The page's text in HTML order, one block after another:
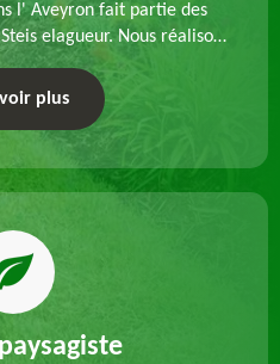
l' Aveyron fait partie des
elagueur. Nous réalisons
tenant compte
site et des végétaux.
plus